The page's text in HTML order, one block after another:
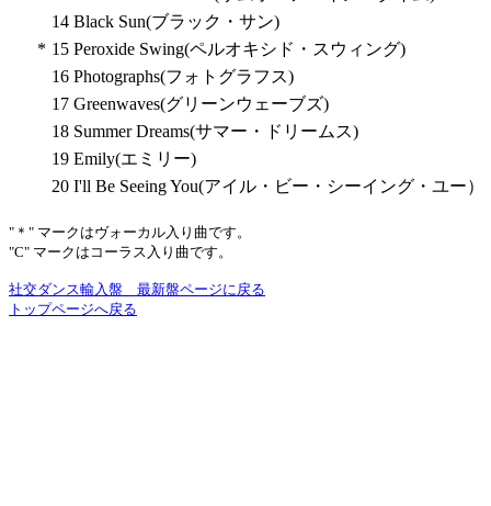
14 Black Sun(ブラック・サン)
* 15 Peroxide Swing(ペルオキシド・スウィング)
16 Photographs(フォトグラフス)
17 Greenwaves(グリーンウェーブズ)
18 Summer Dreams(サマー・ドリームス)
19 Emily(エミリー)
20 I'll Be Seeing You(アイル・ビー・シーイング・ユー）
"＊" マークはヴォーカル入り曲です。
"C" マークはコーラス入り曲です。
社交ダンス輸入盤 最新盤ページに戻る
トップページへ戻る